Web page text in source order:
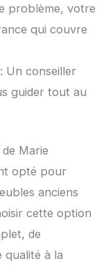
problème, votre
qui couvre
: Un conseiller
guider tout au
Marie
opté pour
anciens
cette option
de
qualité à la